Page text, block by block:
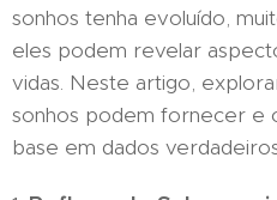
sonhos tenha evoluído,
eles podem revelar
vidas. Neste artigo,
sonhos podem fornecer e
base em dados